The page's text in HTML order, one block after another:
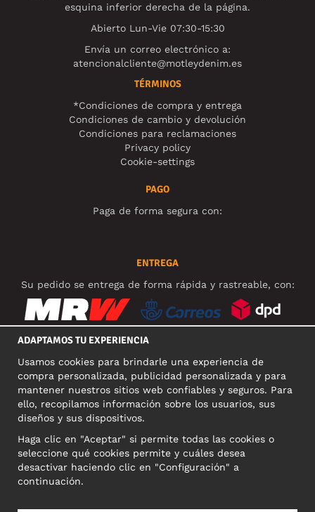
esquina inferior derecha de la página.
Abierto Lun-Vie 07:30-15:30
Envía un correo electrónico a:
atencionalcliente@motleydenim.es
TÉRMINOS
*Condiciones de compra y entrega
Condiciones de cambio y devolución
Condiciones para reclamaciones
Privacy policy
Cookie-settings
PAGO
Paga de forma segura con:
ENTREGA
Su pedido se entrega de forma rápida y rastreable, con:
REDES SOCIALES
DIRECCIÓN COMERCIAL
Motley Denim Europe OÜ
Narva mnt 5, EE-10117 Tallinn
Reg: 12356245
ADAPTAMOS TU EXPERIENCIA
Usamos cookies para brindarle una experiencia de
compra personalizada, publicidad personalizada y para
mantener nuestros sitios web confiables y seguros. Para
ello, recopilamos información sobre los usuarios, sus
diseños y sus dispositivos.
Haga clic en "Aceptar" si permite todas las cookies o
seleccione qué cookies permite y cuáles desea
desactivar haciendo clic en "Configuración" a
continuación.